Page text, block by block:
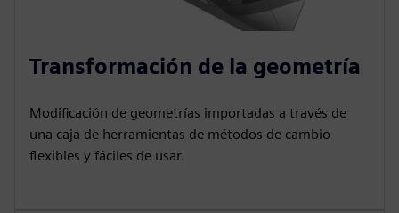
Transformación de la geometría
Modificación de geometrías importadas a través de
una caja de herramientas de métodos de cambio
flexibles y fáciles de usar.